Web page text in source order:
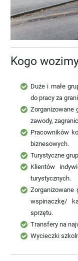
Kogo
Duże i małe
do pracy za
Zorganizowane
zawody,
Pracowników
biznesowych.
Turystyczne
Klientów
turystycznych.
Zorganizowane
wspinaczkę/
sprzętu.
Transfery na
Wycieczki